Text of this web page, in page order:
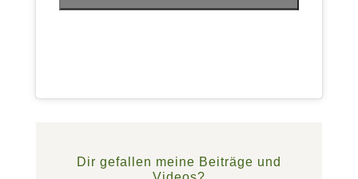
Dir gefallen meine Beiträge und